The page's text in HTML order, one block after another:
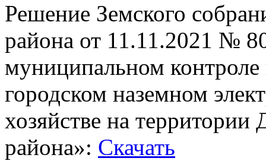
Решение Земского
района от 11.11.2021 №
муниципальном контроле
городском наземном
хозяйстве на
района»: Скачать